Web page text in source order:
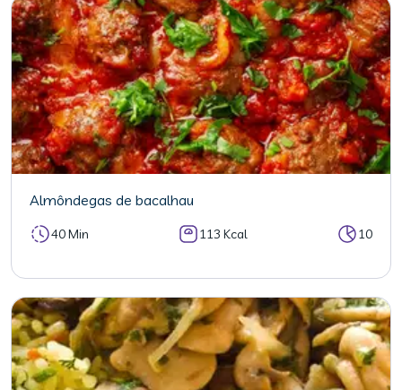
Almôndegas de bacalhau
40 Min 113 Kcal 10